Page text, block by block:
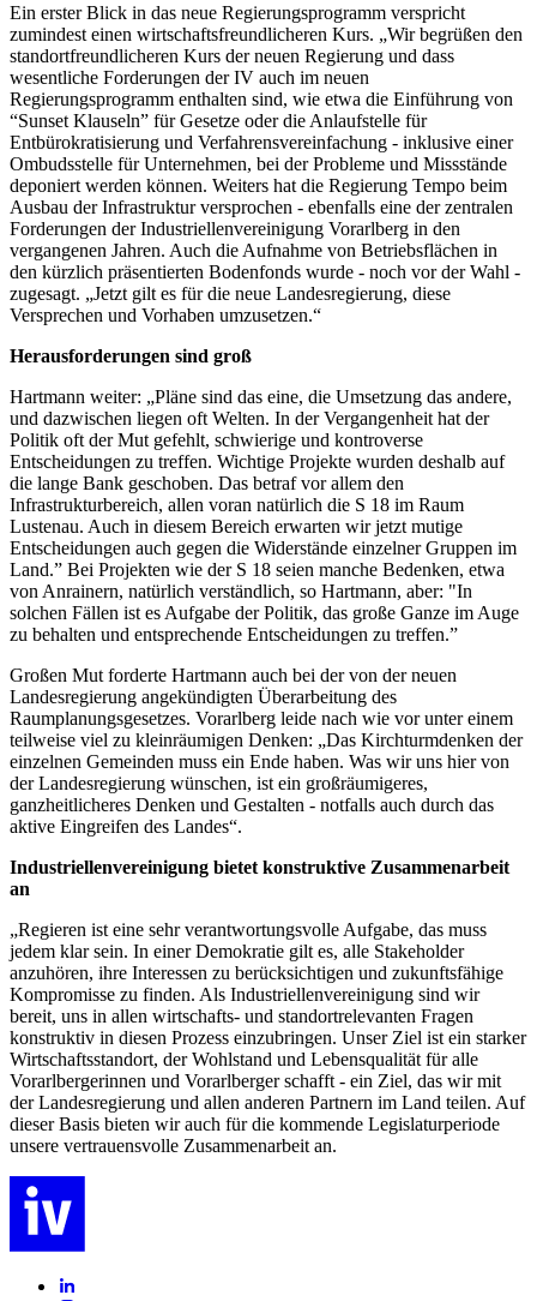
Ein erster Blick in das neue Regierungsprogramm verspricht
zumindest einen wirtschaftsfreundlicheren Kurs. „Wir begrüßen den
standortfreundlicheren Kurs der neuen Regierung und dass
wesentliche Forderungen der IV auch im neuen
Regierungsprogramm enthalten sind, wie etwa die Einführung von
“Sunset Klauseln” für Gesetze oder die Anlaufstelle für
Entbürokratisierung und Verfahrensvereinfachung - inklusive einer
Ombudsstelle für Unternehmen, bei der Probleme und Missstände
deponiert werden können. Weiters hat die Regierung Tempo beim
Ausbau der Infrastruktur versprochen - ebenfalls eine der zentralen
Forderungen der Industriellenvereinigung Vorarlberg in den
vergangenen Jahren. Auch die Aufnahme von Betriebsflächen in
den kürzlich präsentierten Bodenfonds wurde - noch vor der Wahl -
zugesagt. „Jetzt gilt es für die neue Landesregierung, diese
Versprechen und Vorhaben umzusetzen.“
Herausforderungen sind groß
Hartmann weiter: „Pläne sind das eine, die Umsetzung das andere,
und dazwischen liegen oft Welten. In der Vergangenheit hat der
Politik oft der Mut gefehlt, schwierige und kontroverse
Entscheidungen zu treffen. Wichtige Projekte wurden deshalb auf
die lange Bank geschoben. Das betraf vor allem den
Infrastrukturbereich, allen voran natürlich die S 18 im Raum
Lustenau. Auch in diesem Bereich erwarten wir jetzt mutige
Entscheidungen auch gegen die Widerstände einzelner Gruppen im
Land.” Bei Projekten wie der S 18 seien manche Bedenken, etwa
von Anrainern, natürlich verständlich, so Hartmann, aber: "In
solchen Fällen ist es Aufgabe der Politik, das große Ganze im Auge
zu behalten und entsprechende Entscheidungen zu treffen.”
Großen Mut forderte Hartmann auch bei der von der neuen
Landesregierung angekündigten Überarbeitung des
Raumplanungsgesetzes. Vorarlberg leide nach wie vor unter einem
teilweise viel zu kleinräumigen Denken: „Das Kirchturmdenken der
einzelnen Gemeinden muss ein Ende haben. Was wir uns hier von
der Landesregierung wünschen, ist ein großräumigeres,
ganzheitlicheres Denken und Gestalten - notfalls auch durch das
aktive Eingreifen des Landes“.
Industriellenvereinigung bietet konstruktive Zusammenarbeit
an
„Regieren ist eine sehr verantwortungsvolle Aufgabe, das muss
jedem klar sein. In einer Demokratie gilt es, alle Stakeholder
anzuhören, ihre Interessen zu berücksichtigen und zukunftsfähige
Kompromisse zu finden. Als Industriellenvereinigung sind wir
bereit, uns in allen wirtschafts- und standortrelevanten Fragen
konstruktiv in diesen Prozess einzubringen. Unser Ziel ist ein starker
Wirtschaftsstandort, der Wohlstand und Lebensqualität für alle
Vorarlbergerinnen und Vorarlberger schafft - ein Ziel, das wir mit
der Landesregierung und allen anderen Partnern im Land teilen. Auf
dieser Basis bieten wir auch für die kommende Legislaturperiode
unsere vertrauensvolle Zusammenarbeit an.